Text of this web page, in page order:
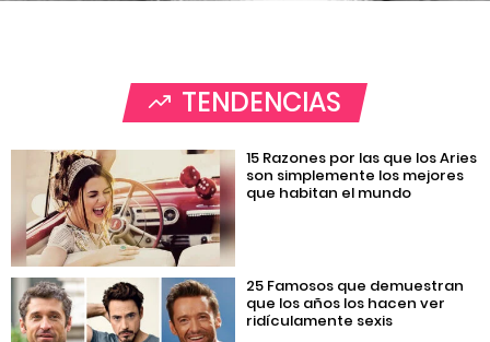
TENDENCIAS
15 Razones por las que los Aries
son simplemente los mejores
que habitan el mundo
25 Famosos que demuestran
que los años los hacen ver
ridículamente sexis